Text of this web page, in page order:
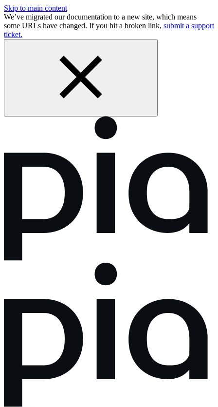
Skip to main content
We’ve migrated our documentation to a new site, which means
some URLs have changed. If you hit a broken link, submit a support
ticket.